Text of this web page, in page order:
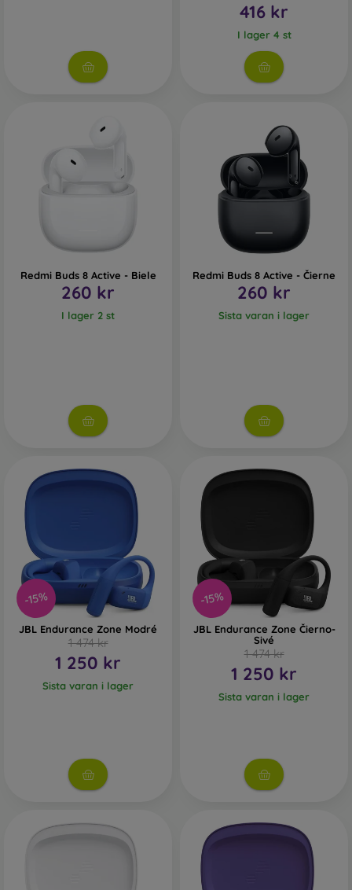
416 kr
I lager 4 st
Redmi Buds 8 Active - Biele
260 kr
I lager 2 st
Redmi Buds 8 Active - Čierne
260 kr
Sista varan i lager
-15%
JBL Endurance Zone Modré
1 474 kr
1 250 kr
Sista varan i lager
-15%
JBL Endurance Zone Čierno-
Sivé
1 474 kr
1 250 kr
Sista varan i lager